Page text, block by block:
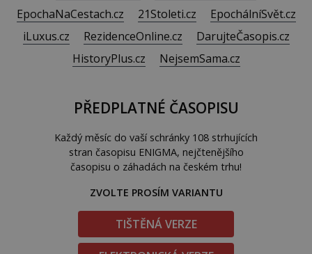
EpochaNaCestach.cz
21Stoleti.cz
EpochálníSvět.cz
iLuxus.cz
RezidenceOnline.cz
DarujteČasopis.cz
HistoryPlus.cz
NejsemSama.cz
PŘEDPLATNÉ ČASOPISU
Každý měsíc do vaší schránky 108 strhujících
stran časopisu ENIGMA, nejčtenějšího
časopisu o záhadách na českém trhu!
ZVOLTE PROSÍM VARIANTU
TIŠTĚNÁ VERZE